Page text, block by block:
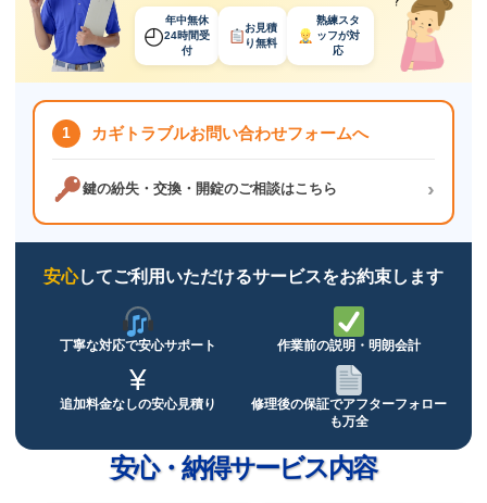
◴
年中無休
24時間受
付
お見積
り無料
熟練スタ
ッフが対
応
1 カギトラブルお問い合わせフォームへ
鍵の紛失・交換・開錠のご相談はこちら ›
安心してご利用いただけるサービスをお約束します
丁寧な対応で安心サポート 作業前の説明・明朗会計
¥
追加料金なしの安心見積り 修理後の保証でアフターフォロー
も万全
安心・納得サービス内容